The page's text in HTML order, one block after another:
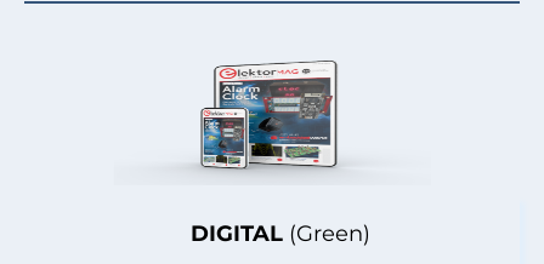
DIGITAL (Green)